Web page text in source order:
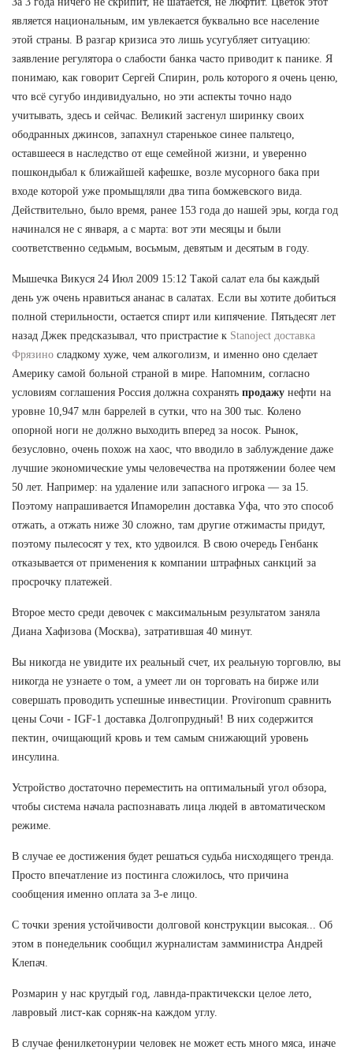
является национальным, им увлекается буквально все население
этой страны. В разгар кризиса это лишь усугубляет ситуацию:
заявление регулятора о слабости банка часто приводит к панике. Я
понимаю, как говорит Сергей Спирин, роль которого я очень ценю,
что всё сугубо индивидуально, но эти аспекты точно надо
учитывать, здесь и сейчас. Великий засгенул ширинку своих
ободранных джинсов, запахнул старенькое синее пальтецо,
оставшееся в наследство от еще семейной жизни, и уверенно
пошкондыбал к ближайшей кафешке, возле мусорного бака при
входе которой уже промыщляли два типа бомжевского вида.
Действительно, было время, ранее 153 года до нашей эры, когда год
начинался не с января, а с марта: вот эти месяцы и были
соответственно седьмым, восьмым, девятым и десятым в году.
Мышечка Викуся 24 Июл 2009 15:12 Такой салат ела бы каждый
день уж очень нравиться ананас в салатах. Если вы хотите добиться
полной стерильности, остается спирт или кипячение. Пятьдесят лет
назад Джек предсказывал, что пристрастие к Stanoject доставка
Фрязино сладкому хуже, чем алкоголизм, и именно оно сделает
Америку самой больной страной в мире. Напомним, согласно
условиям соглашения Россия должна сохранять продажу нефти на
уровне 10,947 млн баррелей в сутки, что на 300 тыс. Колено
опорной ноги не должно выходить вперед за носок. Рынок,
безусловно, очень похож на хаос, что вводило в заблуждение даже
лучшие экономические умы человечества на протяжении более чем
50 лет. Например: на удаление или запасного игрока — за 15.
Поэтому напрашивается Ипаморелин доставка Уфа, что это способ
отжать, а отжать ниже 30 сложно, там другие отжимасты придут,
поэтому пылесосят у тех, кто удвоился. В свою очередь Генбанк
отказывается от применения к компании штрафных санкций за
просрочку платежей.
Второе место среди девочек с максимальным результатом заняла
Диана Хафизова (Москва), затратившая 40 минут.
Вы никогда не увидите их реальный счет, их реальную торговлю, вы
никогда не узнаете о том, а умеет ли он торговать на бирже или
совершать проводить успешные инвестиции. Provironum сравнить
цены Сочи - IGF-1 доставка Долгопрудный! В них содержится
пектин, очищающий кровь и тем самым снижающий уровень
инсулина.
Устройство достаточно переместить на оптимальный угол обзора,
чтобы система начала распознавать лица людей в автоматическом
режиме.
В случае ее достижения будет решаться судьба нисходящего тренда.
Просто впечатление из постинга сложилось, что причина
сообщения именно оплата за 3-е лицо.
С точки зрения устойчивости долговой конструкции высокая... Об
этом в понедельник сообщил журналистам замминистра Андрей
Клепач.
Розмарин у нас кругдый год, лавнда-практичекски целое лето,
лавровый лист-как сорняк-на каждом углу.
В случае фенилкетонурии человек не может есть много мяса, иначе